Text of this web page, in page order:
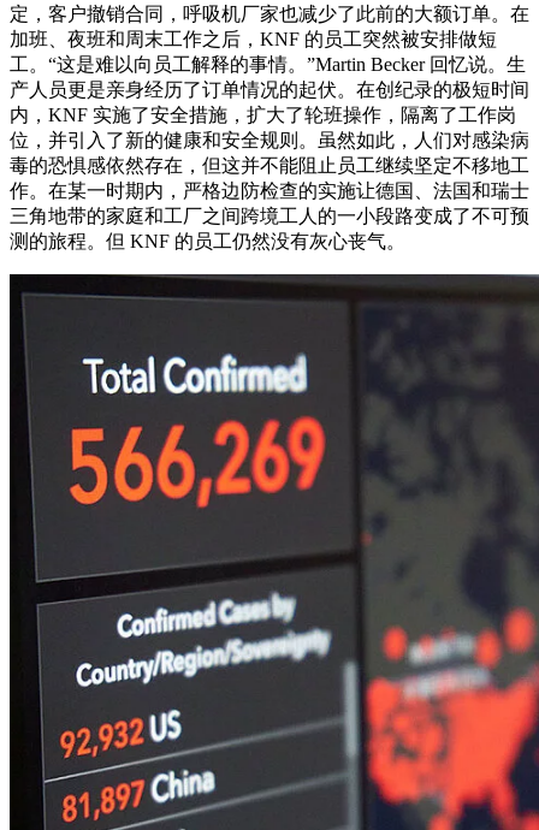
定，客户撤销合同，呼吸机厂家也减少了此前的大额订单。在
加班、夜班和周末工作之后，KNF 的员工突然被安排做短
工。“这是难以向员工解释的事情。”Martin Becker 回忆说。生
产人员更是亲身经历了订单情况的起伏。在创纪录的极短时间
内，KNF 实施了安全措施，扩大了轮班操作，隔离了工作岗
位，并引入了新的健康和安全规则。虽然如此，人们对感染病
毒的恐惧感依然存在，但这并不能阻止员工继续坚定不移地工
作。在某一时期内，严格边防检查的实施让德国、法国和瑞士
三角地带的家庭和工厂之间跨境工人的一小段路变成了不可预
测的旅程。但 KNF 的员工仍然没有灰心丧气。